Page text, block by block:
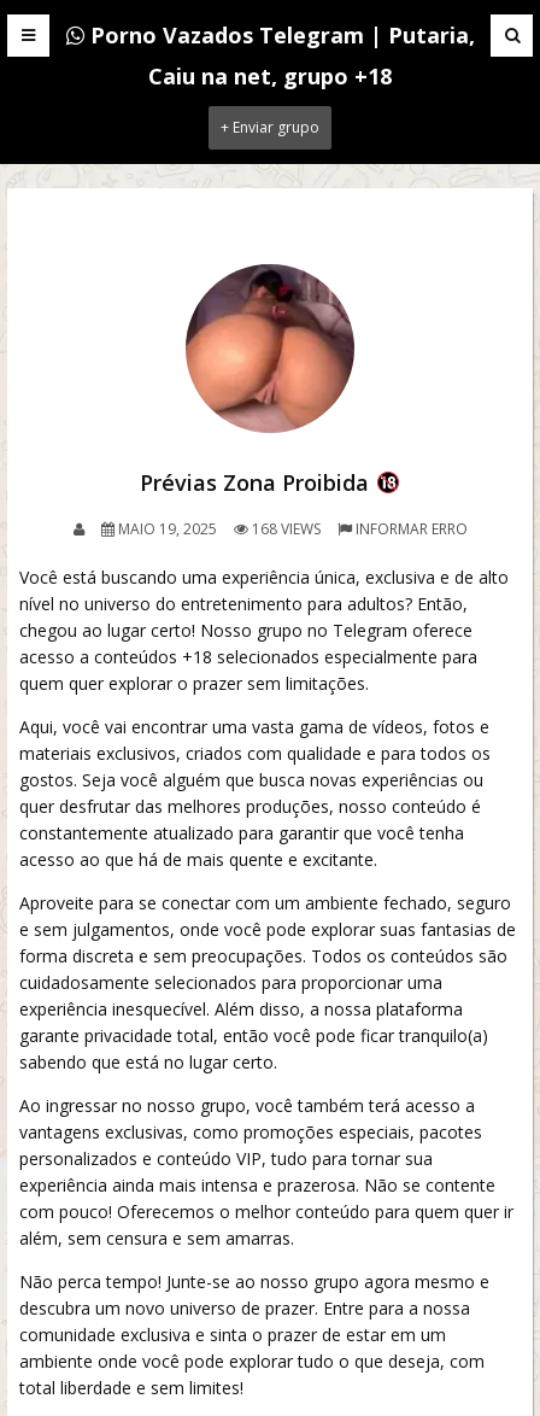
Porno Vazados Telegram | Putaria,
Caiu na net, grupo +18
+ Enviar grupo
Prévias Zona Proibida
MAIO 19, 2025 168 VIEWS INFORMAR ERRO
Você está buscando uma experiência única, exclusiva e de alto
nível no universo do entretenimento para adultos? Então,
chegou ao lugar certo! Nosso grupo no Telegram oferece
acesso a conteúdos +18 selecionados especialmente para
quem quer explorar o prazer sem limitações.
Aqui, você vai encontrar uma vasta gama de vídeos, fotos e
materiais exclusivos, criados com qualidade e para todos os
gostos. Seja você alguém que busca novas experiências ou
quer desfrutar das melhores produções, nosso conteúdo é
constantemente atualizado para garantir que você tenha
acesso ao que há de mais quente e excitante.
Aproveite para se conectar com um ambiente fechado, seguro
e sem julgamentos, onde você pode explorar suas fantasias de
forma discreta e sem preocupações. Todos os conteúdos são
cuidadosamente selecionados para proporcionar uma
experiência inesquecível. Além disso, a nossa plataforma
garante privacidade total, então você pode ficar tranquilo(a)
sabendo que está no lugar certo.
Ao ingressar no nosso grupo, você também terá acesso a
vantagens exclusivas, como promoções especiais, pacotes
personalizados e conteúdo VIP, tudo para tornar sua
experiência ainda mais intensa e prazerosa. Não se contente
com pouco! Oferecemos o melhor conteúdo para quem quer ir
além, sem censura e sem amarras.
Não perca tempo! Junte-se ao nosso grupo agora mesmo e
descubra um novo universo de prazer. Entre para a nossa
comunidade exclusiva e sinta o prazer de estar em um
ambiente onde você pode explorar tudo o que deseja, com
total liberdade e sem limites!